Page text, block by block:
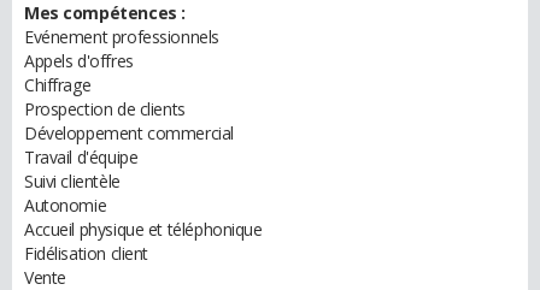
Mes compétences :
Evénement professionnels
Appels d'offres
Chiffrage
Prospection de clients
Développement commercial
Travail d'équipe
Suivi clientèle
Autonomie
Accueil physique et téléphonique
Fidélisation client
Vente